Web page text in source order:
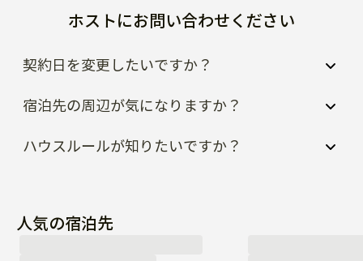
ホストにお問い合わせください
契約日を変更したいですか？
宿泊先の周辺が気になりますか？
ハウスルールが知りたいですか？
人気の宿泊先